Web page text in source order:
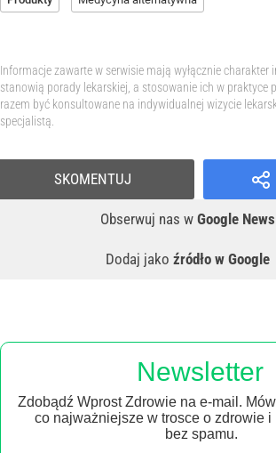
Informacje zawarte w serwisie mają wyłącznie charakter
stanowią porady lekarskiej, a stosowanie ich w praktyce
razem być konsultowane na indywidualnej wizycie
specjalistą.
Obserwuj nas w Google News
Dodaj jako źródło w Google
SKOMENTUJ
Newsletter
Zdobądź Wprost Zdrowie na e-mail.
co najważniejsze w trosce o zdrowie
bez spamu.